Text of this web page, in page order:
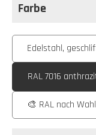
Farbe
Farbeauswählen
Edelstahl,
RAL 7016
🎨 RAL nach Wahl